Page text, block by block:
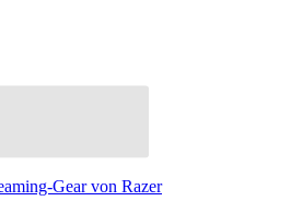
Gear von Razer